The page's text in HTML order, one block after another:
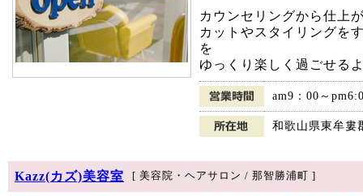
カウンセリングから仕上
カットやスタイリングを
を
ゆっくり楽しく過ごせる
am9：00～
和歌山県東牟婁
Kazz(カズ)美容室 [ 美容院・ヘアサロン / 那智勝浦町 ]